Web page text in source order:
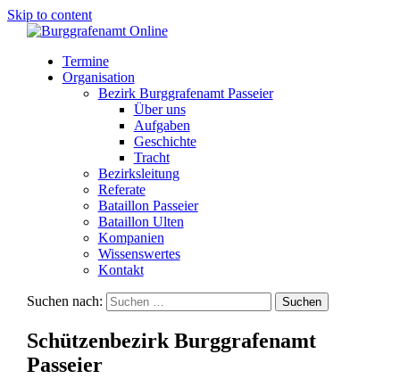
Skip to content
Termine
Organisation
Bezirk Burggrafenamt Passeier
Über uns
Aufgaben
Geschichte
Tracht
Bezirksleitung
Referate
Bataillon Passeier
Bataillon Ulten
Kompanien
Wissenswertes
Kontakt
Suchen nach:
Schützenbezirk Burggrafenamt
Passeier